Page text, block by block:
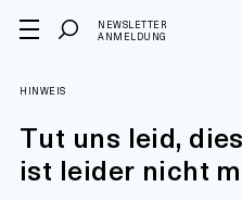
NEWSLETTER
ANMELDUNG
HINWEIS
Tut uns leid,
ist leider nicht